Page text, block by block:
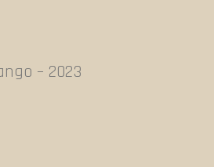
– 2023